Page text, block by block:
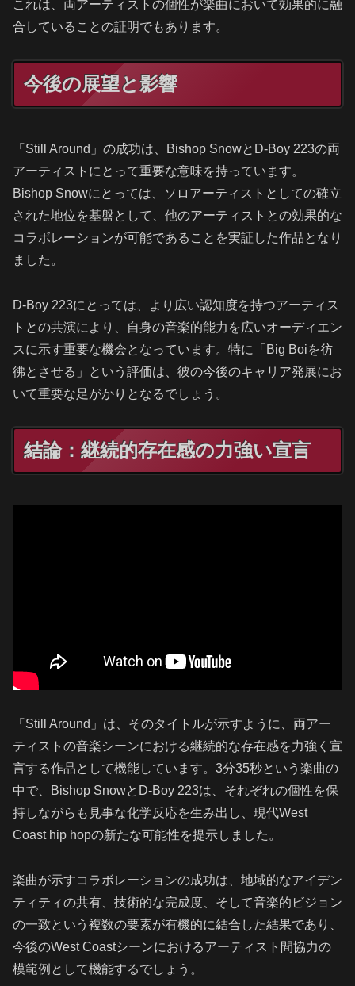
これは、両アーティストの個性が楽曲において効果的に融
合していることの証明でもあります。
今後の展望と影響
「Still Around」の成功は、Bishop SnowとD-Boy 223の両
アーティストにとって重要な意味を持っています。
Bishop Snowにとっては、ソロアーティストとしての確立
された地位を基盤として、他のアーティストとの効果的な
コラボレーションが可能であることを実証した作品となり
ました。
D-Boy 223にとっては、より広い認知度を持つアーティス
トとの共演により、自身の音楽的能力を広いオーディエン
スに示す重要な機会となっています。特に「Big Boiを彷
彿とさせる」という評価は、彼の今後のキャリア発展にお
いて重要な足がかりとなるでしょう。
結論：継続的存在感の力強い宣言
「Still Around」は、そのタイトルが示すように、両アー
ティストの音楽シーンにおける継続的な存在感を力強く宣
言する作品として機能しています。3分35秒という楽曲の
中で、Bishop SnowとD-Boy 223は、それぞれの個性を保
持しながらも見事な化学反応を生み出し、現代West
Coast hip hopの新たな可能性を提示しました。
楽曲が示すコラボレーションの成功は、地域的なアイデン
ティティの共有、技術的な完成度、そして音楽的ビジョン
の一致という複数の要素が有機的に結合した結果であり、
今後のWest Coastシーンにおけるアーティスト間協力の
模範例として機能するでしょう。